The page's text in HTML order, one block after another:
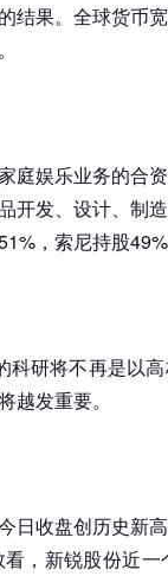
结果。全球货币
庭娱乐业务的合
开发、设计、制
，索尼持股
科研将不再是以
发重要。
日收盘创历史新
，新锐股份近